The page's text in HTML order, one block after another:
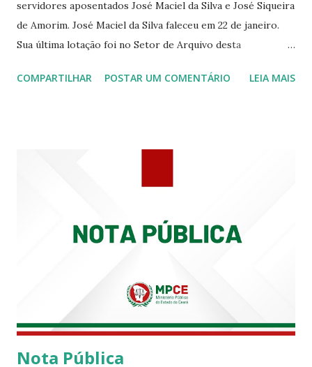
servidores aposentados José Maciel da Silva e José Siqueira
de Amorim. José Maciel da Silva faleceu em 22 de janeiro.
Sua última lotação foi no Setor de Arquivo desta
Siqueira Amorim faleceu em 28 de fevereiro e encerrou a
COMPARTILHAR POSTAR UM COMENTÁRIO LEIA MAIS
Nota Pública